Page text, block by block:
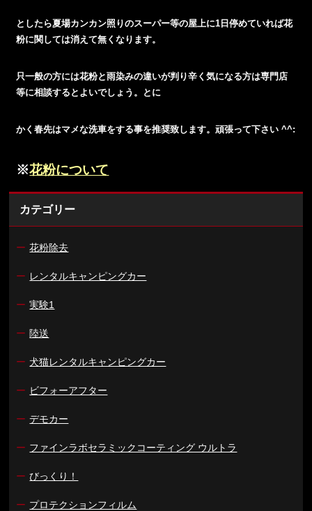
としたら夏場カンカン照りのスーパー等の屋上に1日停めていれば花
粉に関しては消えて無くなります。
只一般の方には花粉と雨染みの違いが判り辛く気になる方は専門店
等に相談するとよいでしょう。とに
かく春先はマメな洗車をする事を推奨致します。頑張って下さい ^^:
※花粉について
カテゴリー
ー 花粉除去
ー レンタルキャンピングカー
ー 実験1
ー 陸送
ー 犬猫レンタルキャンピングカー
ー ビフォーアフター
ー デモカー
ー ファインラボセラミックコーティング ウルトラ
ー びっくり！
ー プロテクションフィルム